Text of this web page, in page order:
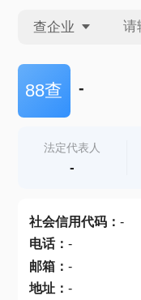
查企业
查企业
查产地
88查 -
法定代表人
-
社会信用代码： -
电话： -
邮箱： -
地址： -